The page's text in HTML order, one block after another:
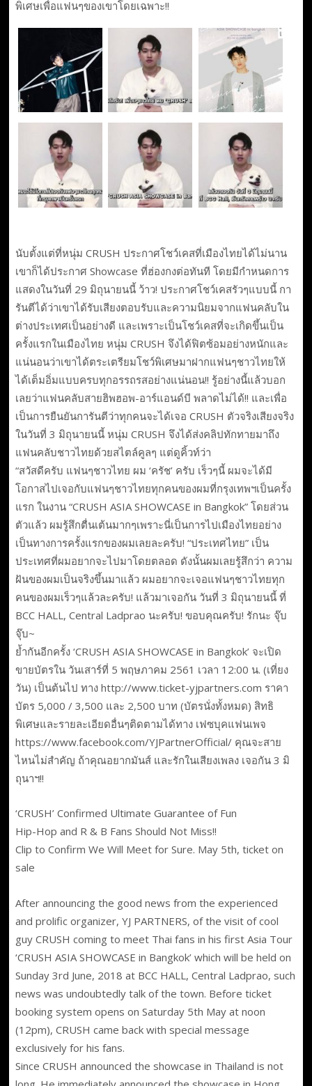
พิเศษเพื่อแฟนๆของเขาโดยเฉพาะ!!
นับตั้งแต่ที่หนุ่ม CRUSH ประกาศโชว์เคสที่เมืองไทยได้ไม่นาน
เขาก็ได้ประกาศ Showcase ที่ฮ่องกงต่อทันที โดยมีกำหนดการ
แสดงในวันที่ 29 มิถุนายนนี้ ว้าว! ประกาศโชว์เคสรัวๆแบบนี้ กา
รันตีได้ว่าเขาได้รับเสียงตอบรับและความนิยมจากแฟนคลับใน
ต่างประเทศเป็นอย่างดี และเพราะเป็นโชว์เคสที่จะเกิดขึ้นเป็น
ครั้งแรกในเมืองไทย หนุ่ม CRUSH จึงได้ฟิตซ้อมอย่างหนักและ
แน่นอนว่าเขาได้ตระเตรียมโชว์พิเศษมาฝากแฟนๆชาวไทยให้
ได้เต็มอิ่มแบบครบทุกอรรถรสอย่างแน่นอน!! รู้อย่างนี้แล้วบอก
เลยว่าแฟนคลับสายฮิพฮอพ-อาร์แอนด์บี พลาดไม่ได้!! และเพื่อ
เป็นการยืนยันการันตีว่าทุกคนจะได้เจอ CRUSH ตัวจริงเสียงจริง
ในวันที่ 3 มิถุนายนนี้ หนุ่ม CRUSH จึงได้ส่งคลิปทักทายมาถึง
แฟนคลับชาวไทยด้วยสไตล์คูลๆ แต่ดูคิ้วท์ว่า
“สวัสดีครับ แฟนๆชาวไทย ผม ‘ครัช’ ครับ เร็วๆนี้ ผมจะได้มี
โอกาสไปเจอกับแฟนๆชาวไทยทุกคนของผมที่กรุงเทพฯเป็นครั้ง
แรก ในงาน “CRUSH ASIA SHOWCASE in Bangkok” โดยส่วน
ตัวแล้ว ผมรู้สึกตื่นเต้นมากๆเพราะนี่เป็นการไปเมืองไทยอย่าง
เป็นทางการครั้งแรกของผมเลยละครับ! “ประเทศไทย” เป็น
ประเทศที่ผมอยากจะไปมาโดยตลอด ดังนั้นผมเลยรู้สึกว่า ความ
ฝันของผมเป็นจริงขึ้นมาแล้ว ผมอยากจะเจอแฟนๆชาวไทยทุก
คนของผมเร็วๆแล้วละครับ! แล้วมาเจอกัน วันที่ 3 มิถุนายนนี้ ที่
BCC HALL, Central Ladprao นะครับ! ขอบคุณครับ! รักนะ จุ๊บ
จุ๊บ~
ย้ำกันอีกครั้ง ‘CRUSH ASIA SHOWCASE in Bangkok’ จะเปิด
ขายบัตรใน วันเสาร์ที่ 5 พฤษภาคม 2561 เวลา 12:00 น. (เที่ยง
วัน) เป็นต้นไป ทาง http://www.ticket-yjpartners.com ราคา
บัตร 5,000 / 3,500 และ 2,500 บาท (บัตรนั่งทั้งหมด) สิทธิ
พิเศษและรายละเอียดอื่นๆติดตามได้ทาง เฟซบุคแฟนเพจ
https://www.facebook.com/YJPartnerOfficial/ คุณจะสาย
ไหนไม่สำคัญ ถ้าคุณอยากมันส์ และรักในเสียงเพลง เจอกัน 3 มิ
ถุนาฯ!!
‘CRUSH’ Confirmed Ultimate Guarantee of Fun
Hip-Hop and R & B Fans Should Not Miss!!
Clip to Confirm We Will Meet for Sure. May 5th, ticket on
sale
After announcing the good news from the experienced
and prolific organizer, YJ PARTNERS, of the visit of cool
guy CRUSH coming to meet Thai fans in his first Asia Tour
‘CRUSH ASIA SHOWCASE in Bangkok’ which will be held on
Sunday 3rd June, 2018 at BCC HALL, Central Ladprao, such
news was undoubtedly talk of the town. Before ticket
booking system opens on Saturday 5th May at noon
(12pm), CRUSH came back with special message
exclusively for his fans.
Since CRUSH announced the showcase in Thailand is not